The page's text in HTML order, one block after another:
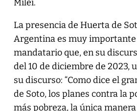
Milei.
La presencia de Huerta de
Argentina es muy importante
mandatario que, en su
del 10 de diciembre de 2023,
su discurso: “Como dice el
de Soto, los planes contra la
más pobreza, la única